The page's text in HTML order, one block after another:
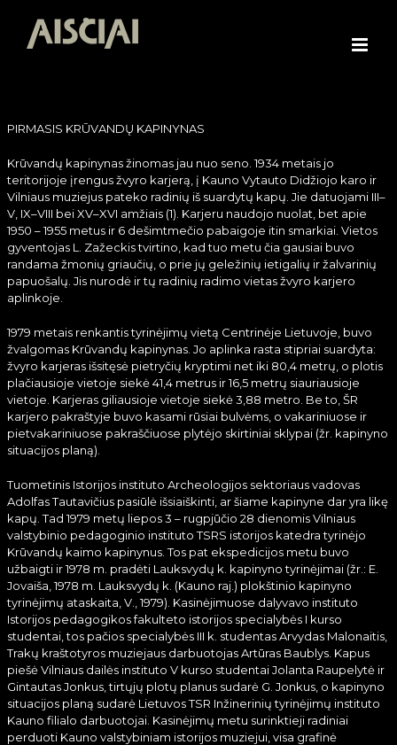
content
PIRMASIS KRŪVANDŲ KAPINYNAS
Krūvandų kapinynas žinomas jau nuo seno. 1934 metais jo
teritorijoje įrengus žvyro karjerą, į Kauno Vytauto Didžiojo karo ir
Vilniaus muziejus pateko radinių iš suardytų kapų. Jie datuojami III–
V, IX–VIII bei XV–XVI amžiais (1). Karjeru naudojo nuolat, bet apie
1950 – 1955 metus ir 6 dešimtmečio pabaigoje itin smarkiai. Vietos
gyventojas L. Zažeckis tvirtino, kad tuo metu čia gausiai buvo
randama žmonių griaučių, o prie jų geležinių ietigalių ir žalvarinių
papuošalų. Jis nurodė ir tų radinių radimo vietas žvyro karjero
aplinkoje.
1979 metais renkantis tyrinėjimų vietą Centrinėje Lietuvoje, buvo
žvalgomas Krūvandų kapinynas. Jo aplinka rasta stipriai suardyta:
žvyro karjeras išsitęsė pietryčių kryptimi net iki 80,4 metrų, o plotis
plačiausioje vietoje siekė 41,4 metrus ir 16,5 metrų siauriausioje
vietoje. Karjeras giliausioje vietoje siekė 3,88 metro. Be to, ŠR
karjero pakraštyje buvo kasami rūsiai bulvėms, o vakariniuose ir
pietvakariniuose pakraščiuose plytėjo skirtiniai sklypai (žr. kapinyno
situacijos planą).
Tuometinis Istorijos instituto Archeologijos sektoriaus vadovas
Adolfas Tautavičius pasiūlė išsiaiškinti, ar šiame kapinyne dar yra likę
kapų. Tad 1979 metų liepos 3 – rugpjūčio 28 dienomis Vilniaus
valstybinio pedagoginio instituto TSRS istorijos katedra tyrinėjo
Krūvandų kaimo kapinynus. Tos pat ekspedicijos metu buvo
užbaigti ir 1978 m. pradėti Lauksvydų k. kapinyno tyrinėjimai (žr.: E.
Jovaiša, 1978 m. Lauksvydų k. (Kauno raj.) plokštinio kapinyno
tyrinėjimų ataskaita, V., 1979). Kasinėjimuose dalyvavo instituto
Istorijos pedagogikos fakulteto istorijos specialybės I kurso
studentai, tos pačios specialybės III k. studentas Arvydas Malonaitis,
Trakų kraštotyros muziejaus darbuotojas Artūras Baublys. Kapus
piešė Vilniaus dailės instituto V kurso studentai Jolanta Raupelytė ir
Gintautas Jonkus, tirtųjų plotų planus sudarė G. Jonkus, o kapinyno
situacijos planą sudarė Lietuvos TSR Inžinerinių tyrinėjimų instituto
Kauno filialo darbuotojai. Kasinėjimų metu surinktieji radiniai
perduoti Kauno valstybiniam istorijos muziejui, visa grafinė